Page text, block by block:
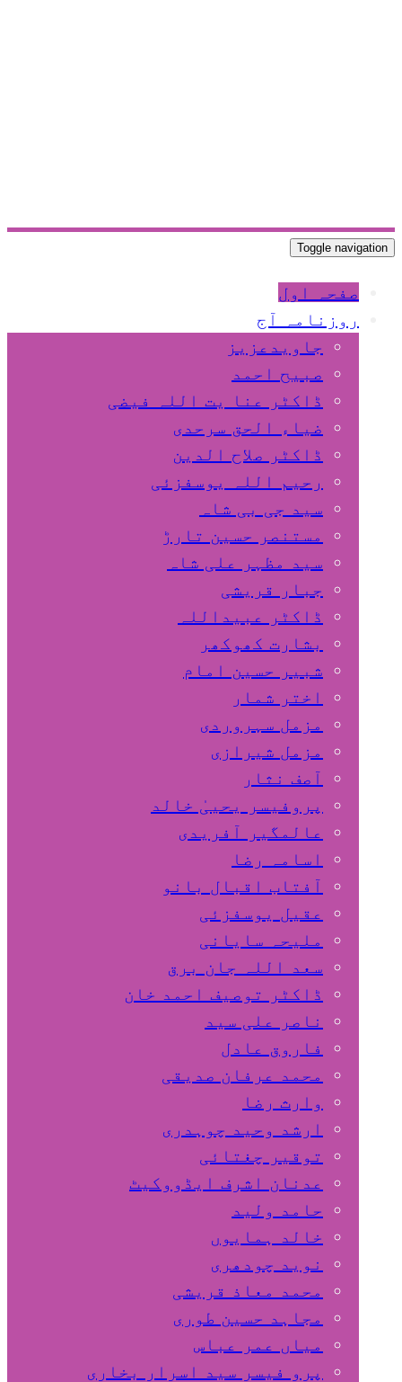
Toggle navigation
صفحہ اول
روزنامہ آج
جاویدعزیز
صبیح احمد
ڈاکٹر عنا یت اللہ فیضی
ضیاء الحق سرحدی
ڈاکٹر صلاح الدین
رحیم اللہ یوسفزئی
سید جی بی شاہ
مستنصر حسین تارڑ
سید مظہر علی شاہ
جبار قریشی
ڈاکٹر عبیداللہ
بشارت کھوکھر
شبیر حسین امام
اختر شمار
مزمل سہروردی
مزمل شیرازی
آصف نثار
پروفیسر یحییٰ خالد
عالمگیر آفریدی
اسامہ رضا
آفتاب اقبال بانو
عقیل یوسفزئی
ملیحہ سایانی
سعد اللہ جان برق
ڈاکٹر توصیف احمد خان
ناصر علی سید
فاروق عادل
محمد عرفان صدیقی
وارث رضا
ارشد وحید چوہدری
توقیر چغتائی
عدنان اشرف ایڈووکیٹ
حامد ولید
خالد ہمایوں
نوید چودھری
محمد معاذ قریشی
مجاہد حسین طوری
میاں عمر عباس
پرو فیسر سید اسرار بخاری